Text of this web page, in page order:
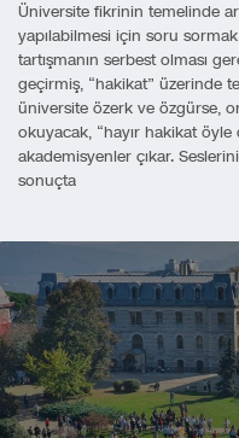
Üniversite fikrinin temelinde
yapılabilmesi için soru
tartışmanın serbest olması
geçirmiş, “hakikat” üzerinde
üniversite özerk ve özgürse,
okuyacak, “hayır hakikat
akademisyenler çıkar.
sonuçta